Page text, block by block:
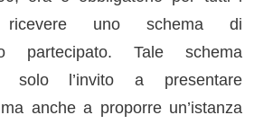
ricevere uno schema di
partecipato. Tale schema
solo l’invito a presentare
anche a proporre un’istanza